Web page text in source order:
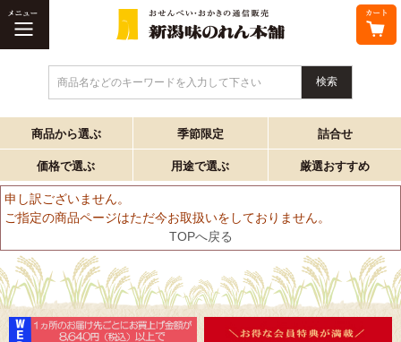
商品名などのキーワードを入力して下さい
商品から選ぶ 季節限定 詰合せ
価格で選ぶ 用途で選ぶ 厳選おすすめ
申し訳ございません。
ご指定の商品ページはただ今お取扱いをしておりません。
TOPへ戻る